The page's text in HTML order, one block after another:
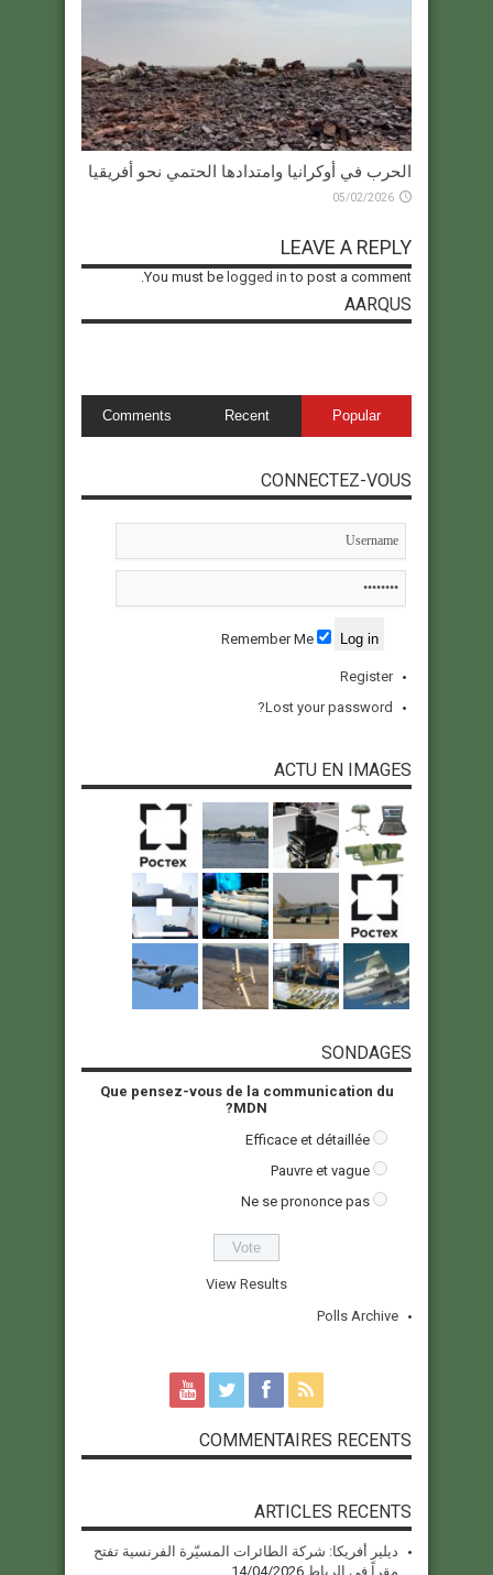
الحرب في أوكرانيا وامتدادها الحتمي نحو أفريقيا
05/02/2026
LEAVE A REPLY
You must be logged in to post a comment.
AARQUS
Popular
Recent
Comments
CONNECTEZ-VOUS
Register
Lost your password?
ACTU EN IMAGES
SONDAGES
Que pensez-vous de la communication du
MDN?
Efficace et détaillée
Pauvre et vague
Ne se prononce pas
View Results
Polls Archive
COMMENTAIRES RECENTS
ARTICLES RECENTS
ديلير أفريكا: شركة الطائرات المسيّرة الفرنسية تفتح
مقراً في الرباط 14/04/2026